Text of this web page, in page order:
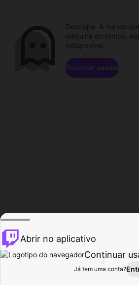
Procurar
Desculpe. A menos
máquina do tempo,
indisponível.
Procurar canais
Abrir no aplicativo
Continuar
Já tem uma conta?